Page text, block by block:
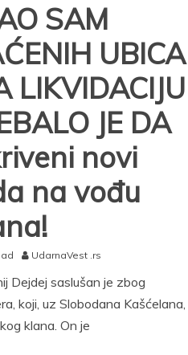
SAM
UBICA
LIKVIDACIJU
JE DA
novi
na vođu
UdarnaVest .rs
Dejdej saslušan je zbog
koji, uz Slobodana Kašćelana,
klana. On je